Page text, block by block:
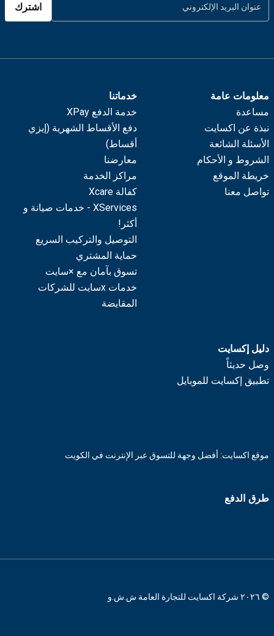
اشترك
معلومات عامة
مساعدة
نبذة عن اكسايت
الأسئلة الشائعة
الشروط و الأحكام
خريطة الموقع
تواصل معنا
خدماتنا
خدمة الدفع XPay
دفع الأقساط الشهرية (إيزي
أقساط)
معارضنا
مراكز الخدمة
كفالة Xcare
XServices - خدمات صيانة و
أكثر!
التوصيل والتركيب السريع
حماية المشتري
تسوق بآمان مع ×سايت
خدمات xسايت للشركات
المقايضة
دليل إكسايت
وصل حديثاً
تطبيق إكسايت للموبايل
موقع اكسايت: أفضل وجهة للتسوق عبر الإنترنت في الكويت
طرق الدفع
© ٢٠٢٦ شركة اكسايت للتجارة العامة ش.ش.و